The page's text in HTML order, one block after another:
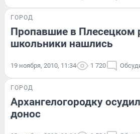
ГОРОД
Пропавшие в Плесецком
школьники нашлись
19 ноября, 2010, 11:34 1 720
ГОРОД
Архангелогородку
донос